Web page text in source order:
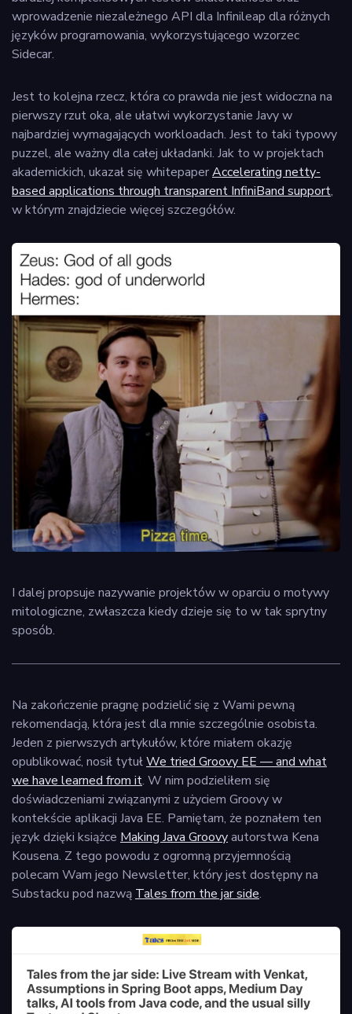
wprowadzenie niezależnego API dla Infinileap dla różnych
języków programowania, wykorzystującego wzorzec
Sidecar.
Jest to kolejna rzecz, która co prawda nie jest widoczna na
pierwszy rzut oka, ale ułatwi wykorzystanie Javy w
najbardziej wymagających workloadach. Jest to taki typowy
puzzel, ale ważny dla całej układanki. Jak to w projektach
akademickich, ukazał się whitepaperAccelerating netty-
based applications through transparent InfiniBand support,
w którym znajdziecie więcej szczegółów.
I dalej propsuje nazywanie projektów w oparciu o motywy
mitologiczne, zwłaszcza kiedy dzieje się to w tak sprytny
sposób.
Na zakończenie pragnę podzielić się z Wami pewną
rekomendacją, która jest dla mnie szczególnie osobista.
Jeden z pierwszych artykułów, które miałem okazję
opublikować, nosił tytułWe tried Groovy EE — and what
we have learned from it. W nim podzieliłem się
doświadczeniami związanymi z użyciem Groovy w
kontekście aplikacji Java EE. Pamiętam, że poznałem ten
język dzięki książce Making Java Groovyautorstwa Kena
Kousena. Z tego powodu z ogromną przyjemnością
polecam Wam jego Newsletter, który jest dostępny na
Substacku pod nazwą Tales from the jar side.